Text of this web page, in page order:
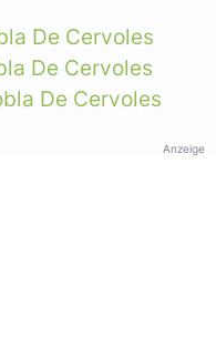
De Cervoles
De Cervoles
De Cervoles
Anzeige